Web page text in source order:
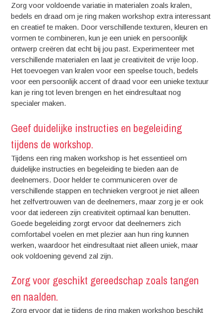
Zorg voor voldoende variatie in materialen zoals kralen,
bedels en draad om je ring maken workshop extra interessant
en creatief te maken. Door verschillende texturen, kleuren en
vormen te combineren, kun je een uniek en persoonlijk
ontwerp creëren dat echt bij jou past. Experimenteer met
verschillende materialen en laat je creativiteit de vrije loop.
Het toevoegen van kralen voor een speelse touch, bedels
voor een persoonlijk accent of draad voor een unieke textuur
kan je ring tot leven brengen en het eindresultaat nog
specialer maken.
Geef duidelijke instructies en begeleiding
tijdens de workshop.
Tijdens een ring maken workshop is het essentieel om
duidelijke instructies en begeleiding te bieden aan de
deelnemers. Door helder te communiceren over de
verschillende stappen en technieken vergroot je niet alleen
het zelfvertrouwen van de deelnemers, maar zorg je er ook
voor dat iedereen zijn creativiteit optimaal kan benutten.
Goede begeleiding zorgt ervoor dat deelnemers zich
comfortabel voelen en met plezier aan hun ring kunnen
werken, waardoor het eindresultaat niet alleen uniek, maar
ook voldoening gevend zal zijn.
Zorg voor geschikt gereedschap zoals tangen
en naalden.
Zorg ervoor dat je tijdens de ring maken workshop beschikt